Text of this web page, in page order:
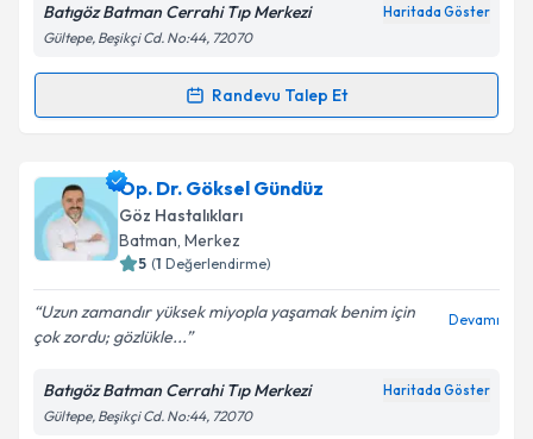
Kişisel verilerimin işlenmesine ilişkin
Metni'ni okudum ve kişisel verilerimin belirtilen
Takvim Talebini Gönder
Batıgöz Batman Cerrahi Tıp Merkezi Haritada Göster
Gültepe, Beşikçi Cd. No:44, 72070
Randevu Talep Et
Randevu Takvimi Talebi
Op. Dr. Hasan Sami Kepenekiçin randevu takvimi
talebi oluşturun. Size bu uzmandan randevu almanız
için bir takvim hazırlandığında e-posta ile
bilgilendireceğiz.
E-posta Adresiniz
Kişisel verilerimin işlenmesine ilişkin
Op. Dr. Göksel Gündüz
Göz Hastalıkları
Batman, Merkez
5 (1 Değerlendirme)
Uzun zamandır yüksek miyopla yaşamak benim için
çok zordu; gözlükle...
Devamı
Batıgöz Batman Cerrahi Tıp Merkezi Haritada Göster
Gültepe, Beşikçi Cd. No:44, 72070